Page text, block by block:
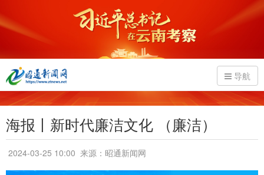
导航
海报丨新时代廉洁文化 （廉洁）
2024-03-25 10:00 来源：昭通新闻网